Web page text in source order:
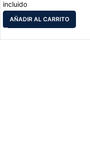
incluido
AÑADIR AL CARRITO